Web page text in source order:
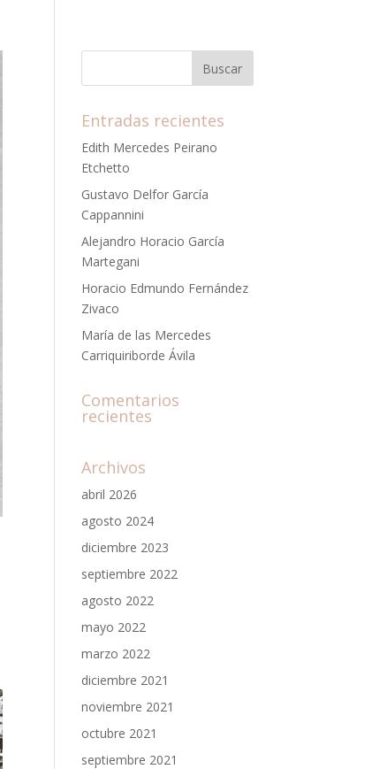
Entradas recientes
Edith Mercedes Peirano
Etchetto
Gustavo Delfor García
Cappannini
Alejandro Horacio García
Martegani
Horacio Edmundo Fernández
Zivaco
María de las Mercedes
Carriquiriborde Ávila
Comentarios
recientes
Archivos
abril 2026
agosto 2024
diciembre 2023
septiembre 2022
agosto 2022
mayo 2022
marzo 2022
diciembre 2021
noviembre 2021
octubre 2021
septiembre 2021